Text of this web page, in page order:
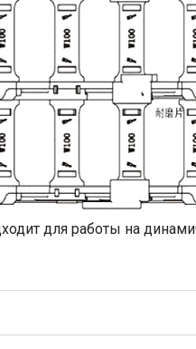
для работы на